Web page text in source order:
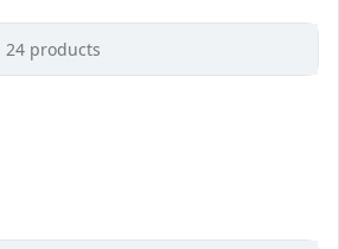
24 products